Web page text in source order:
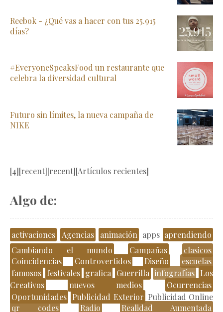
Reebok - ¿Qué vas a hacer con tus 25.915
días?
#EveryoneSpeaksFood un restaurante que
celebra la diversidad cultural
Futuro sin límites, la nueva campaña de
NIKE
[4][recent][recent][Artículos recientes]
Algo de:
activaciones Agencias animación apps aprendiendo
Cambiando el mundo
Campañas
clasicos
Coincidencias
Controvertidos Diseño
escuelas
famosos festivales grafica Guerrilla infografías Los
Creativos
nuevos medios
Ocurrencias
Oportunidades Publicidad Exterior Publicidad Online
qr codes
Radio
Realidad Aumentada